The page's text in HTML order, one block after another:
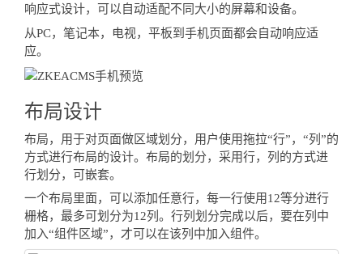
响应式设计，可以自动适配不同大小的屏幕和设备。
从PC，笔记本，电视，平板到手机页面都会自动响应适
应。
布局设计
布局，用于对页面做区域划分，用户使用拖拉“行”，“列”的
方式进行布局的设计。布局的划分，采用行，列的方式进
行划分，可嵌套。
一个布局里面，可以添加任意行，每一行使用12等分进行
栅格，最多可划分为12列。行列划分完成以后，要在列中
加入“组件区域”，才可以在该列中加入组件。